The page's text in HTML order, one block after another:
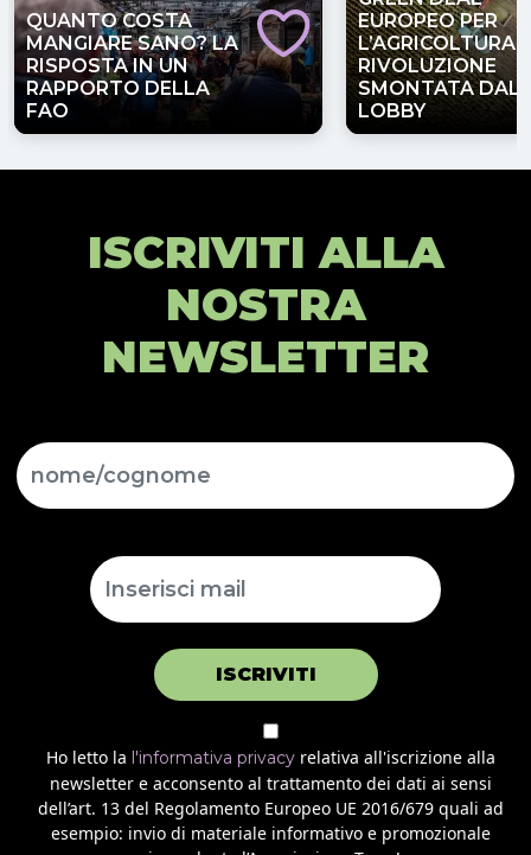
QUANTO COSTA
MANGIARE SANO? LA
RISPOSTA IN UN
RAPPORTO DELLA
FAO
EUROPEO PER
L’AGRICOLTURA,
RIVOLUZIONE
SMONTATA
LOBBY
ISCRIVITI ALLA
NOSTRA
NEWSLETTER
ISCRIVITI
Ho letto la l'informativa privacy relativa all'iscrizione alla
newsletter e acconsento al trattamento dei dati ai sensi
dell’art. 13 del Regolamento Europeo UE 2016/679 quali ad
esempio: invio di materiale informativo e promozionale